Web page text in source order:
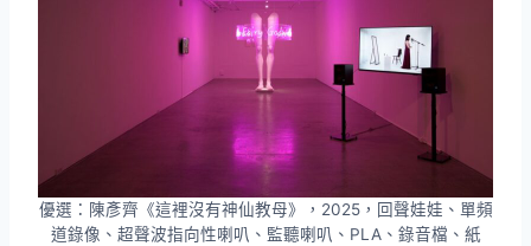
優選：陳彥齊《這裡沒有神仙教母》，2025，回聲娃娃、單頻
道錄像、超聲波指向性喇叭、監聽喇叭、PLA、錄音檔、紙